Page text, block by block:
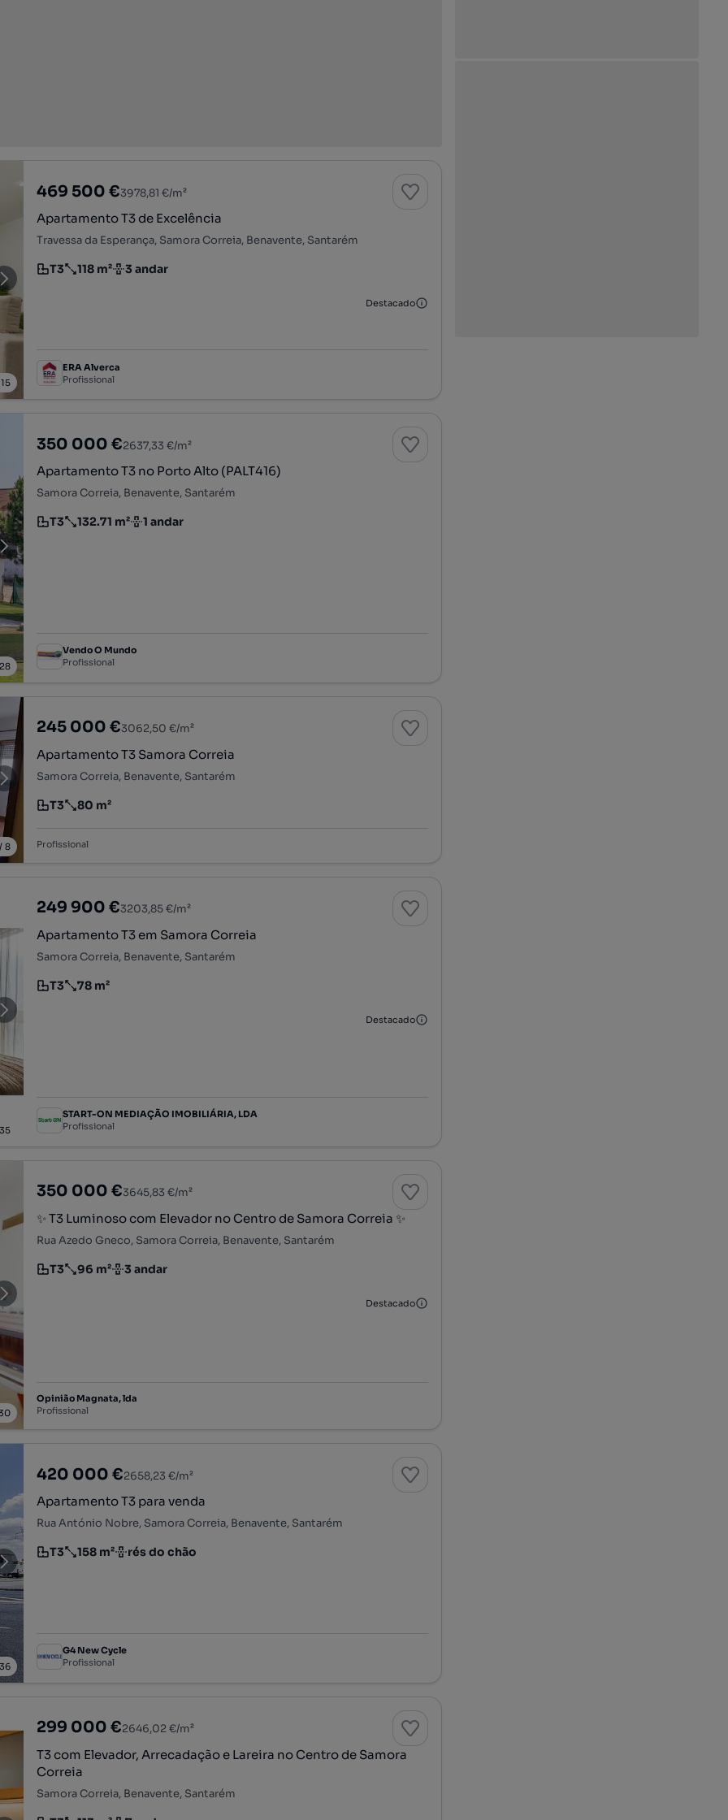
15
469 500 €3978,81 €/m²
Apartamento T3 de Excelência
Travessa da Esperança, Samora Correia, Benavente, Santarém
Tipologia
T3
Preço por metro quadrado
118 m²
Andar 3 andar
Destacado
ERA Alverca
Profissional
28
350 000 €2637,33 €/m²
Apartamento T3 no Porto Alto (PALT416)
Samora Correia, Benavente, Santarém
Tipologia
T3
Preço por metro quadrado
132.71 m²
Andar 1 andar
Vendo O Mundo
Profissional
8
245 000 €3062,50 €/m²
Apartamento T3 Samora Correia
Samora Correia, Benavente, Santarém
Tipologia
T3
Preço por metro quadrado
80 m²
Profissional
35
249 900 €3203,85 €/m²
Apartamento T3 em Samora Correia
Samora Correia, Benavente, Santarém
Tipologia
T3
Preço por metro quadrado
78 m²
Destacado
START-ON MEDIAÇÃO IMOBILIÁRIA, LDA
Profissional
350 000 €3645,83 €/m²
✨ T3 Luminoso com Elevador no Centro de Samora Correia ✨
Rua Azedo Gneco, Samora Correia, Benavente, Santarém
Tipologia
T3
Preço por metro quadrado
96 m²
Andar 3 andar
Destacado
Opinião Magnata, lda
Profissional
36
420 000 €2658,23 €/m²
Apartamento T3 para venda
Rua António Nobre, Samora Correia, Benavente, Santarém
Tipologia
T3
Preço por metro quadrado
158 m²
Andar rés do chão
G4 New Cycle
Profissional
299 000 €2646,02 €/m²
T3 com Elevador, Arrecadação e Lareira no Centro de Samora
Correia
Samora Correia, Benavente, Santarém